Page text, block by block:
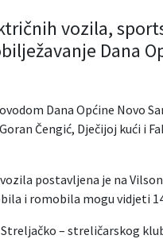
vozila,
Dana
Dana Općine Novo
Čengić, Dječijoj kući i
postavljena je na
i romobila mogu vidjeti
– streličarskog